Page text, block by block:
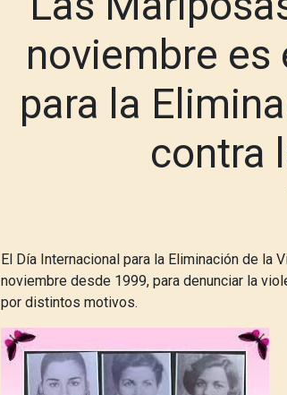
noviembre es
para la
contra
El Día Internacional para la Eliminación de
noviembre desde 1999, para denunciar la
por distintos motivos.